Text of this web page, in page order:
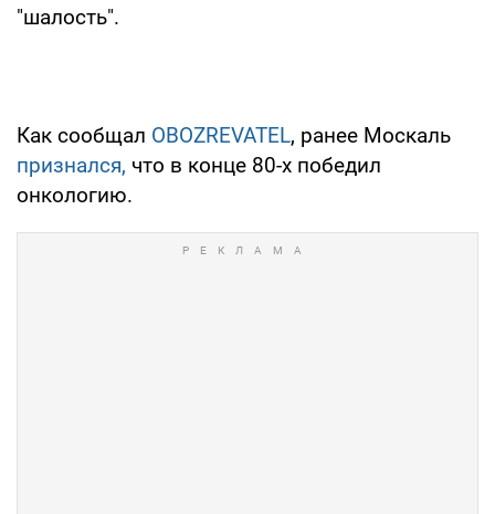
"шалость".
Как сообщал OBOZREVATEL, ранее Москаль
признался, что в конце 80-х победил
онкологию.